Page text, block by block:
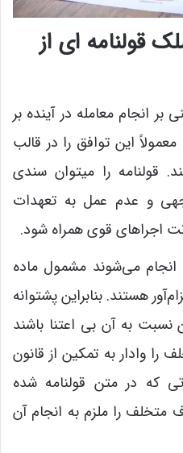
قولنامه ای از
انجام معامله در آینده بر
این توافق را در قالب
قولنامه را میتوان سندی
و عدم عمل به تعهدات
اجراهای قوی همراه شود.
می‌شوند مشمول ماده
هستند. بنابراین پشتوانه
نسبت به آن بی اعتنا باشند
را وادار به تمکین از قانون
که در متن قولنامه شده
متخلف را ملزم به انجام آن